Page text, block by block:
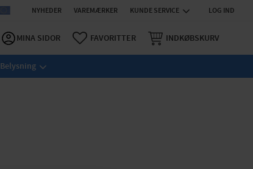
NYHEDER VAREMÆRKER KUNDE SERVICE LOG IND
MINA SIDOR FAVORITTER INDKØBSKURV
Belysning